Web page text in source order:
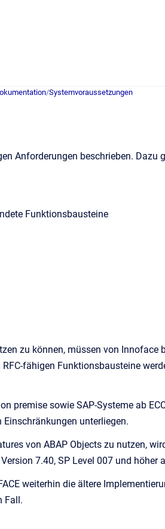
/Systemvoraussetzungen
Anforderungen beschrieben. Dazu
Funktionsbausteine
zu können, müssen von Innoface
fähigen Funktionsbausteine
premise sowie SAP-Systeme ab
unterliegen.
von ABAP Objects zu nutzen,
7.40, SP Level 007 und höher
weiterhin die ältere
Fall.